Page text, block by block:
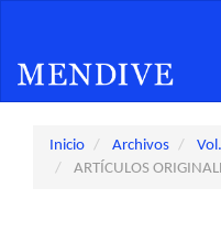
principal
Barra
Inicio Archivos
ARTÍCULOS